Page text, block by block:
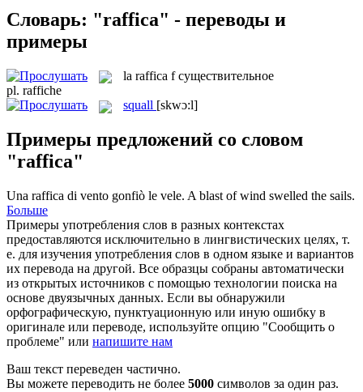
Словарь: "raffica" - переводы и
примеры
la raffica f существительное
pl. raffiche
squall [skwɔ:l]
Примеры предложений со словом
"raffica"
Una raffica di vento gonfiò le vele. A blast of wind swelled the sails.
Больше
Примеры употребления слов в разных контекстах
предоставляются исключительно в лингвистических целях, т.
е. для изучения употребления слов в одном языке и вариантов
их перевода на другой. Все образцы собраны автоматически
из открытых источников с помощью технологии поиска на
основе двуязычных данных. Если вы обнаружили
орфографическую, пунктуационную или иную ошибку в
оригинале или переводе, используйте опцию "Сообщить о
проблеме" или напишите нам
Ваш текст переведен частично.
Вы можете переводить не более 5000 символов за один раз.